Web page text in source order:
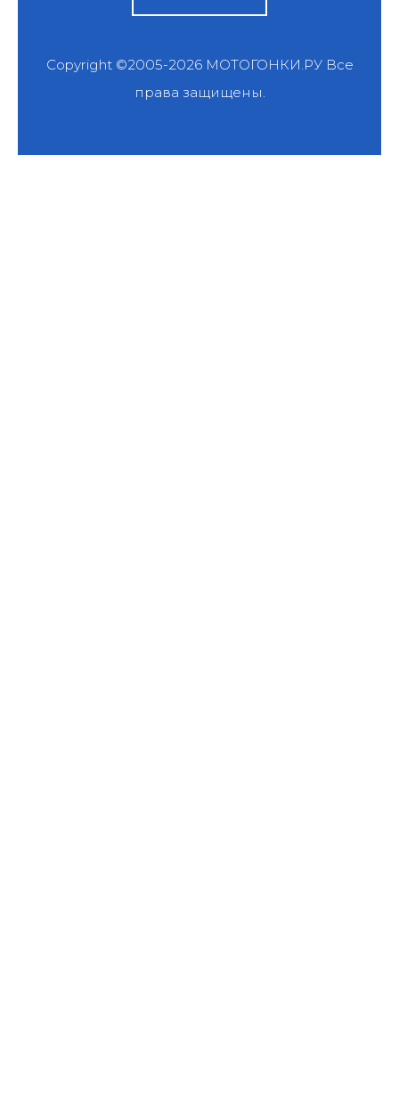
Copyright ©2005-2026 МОТОГОНКИ.РУВсе
права защищены.